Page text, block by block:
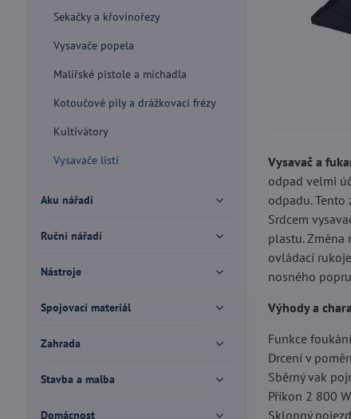
Vysavač a
odpad velmi
odpadu.
Srdcem
plastu. Změna
ovládací
nosného
Výhody a
Funkce
Drcení v
Sběrný vak
Příkon 2 800 W
Sklopný
Sekačky a křovinořezy
Vysavače popela
Malířské pistole a míchadla
Kotoučové pily a drážkovací frézy
Kultivátory
Vysavače listí
Aku nářadí
Ruční nářadí
Nástroje
Spojovací materiál
Zahrada
Stavba a malba
Domácnost